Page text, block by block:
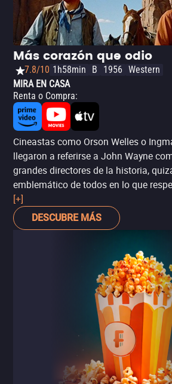
Más corazón que odio
7.8/10 1h58min B 1956 Western
MIRA EN CASA
Renta o Compra:
Cineastas como Orson Welles o
llegaron a referirse a John Wayne
grandes directores de la historia,
emblemático de todos en lo que
western (o “de vaqueros”). A la vez el
western más icónico, ‘Más corazón que
Searchers’) es una historia de
un largo viaje por el desierto para,
a su única sobrina sobreviviente de
la secuestraron y asesinaron a su
[+]
DESCUBRE MÁS